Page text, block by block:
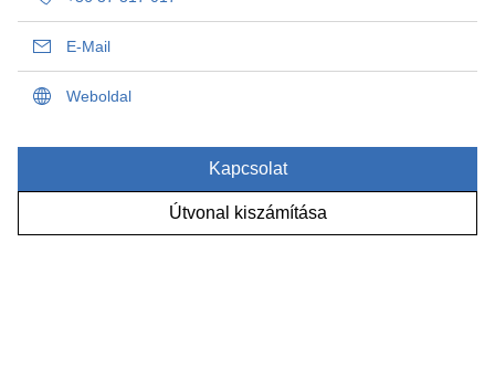
E-Mail
Weboldal
Kapcsolat
Útvonal kiszámítása